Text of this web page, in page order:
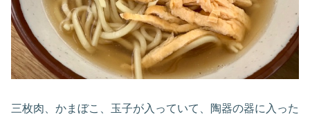
三枚肉、かまぼこ、玉子が入っていて、陶器の器に入った